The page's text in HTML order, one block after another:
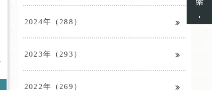
2024年（288）
2023年（293）
2022年（269）